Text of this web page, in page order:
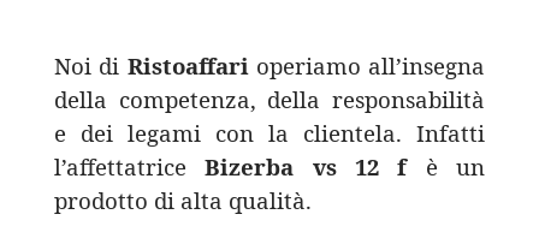
Noi di Ristoaffari operiamo all’insegna
della competenza, della responsabilità
e dei legami con la clientela. Infatti
l’affettatriceBizerba vs 12 fè un
prodotto di alta qualità.